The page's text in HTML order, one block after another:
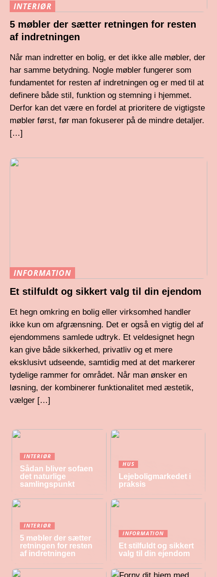
INTERIØR
5 møbler der sætter retningen for resten
af indretningen
Når man indretter en bolig, er det ikke alle møbler, der
har samme betydning. Nogle møbler fungerer som
fundamentet for resten af indretningen og er med til at
definere både stil, funktion og stemning i hjemmet.
Derfor kan det være en fordel at prioritere de vigtigste
møbler først, før man fokuserer på de mindre detaljer.
[…]
INFORMATION
Et stilfuldt og sikkert valg til din ejendom
Et hegn omkring en bolig eller virksomhed handler
ikke kun om afgrænsning. Det er også en vigtig del af
ejendommens samlede udtryk. Et veldesignet hegn
kan give både sikkerhed, privatliv og et mere
eksklusivt udseende, samtidig med at det markerer
tydelige rammer for området. Når man ønsker en
løsning, der kombinerer funktionalitet med æstetik,
vælger […]
INTERIØR
Sådan bliver sofaen
det naturlige
samlingspunkt
HUS
Lejeboligmarkedet i
praksis
INTERIØR
5 møbler der sætter
retningen for resten
af indretningen
INFORMATION
Et stilfuldt og sikkert
valg til din ejendom